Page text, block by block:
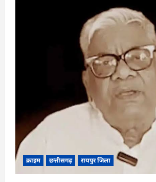
क्राइम छत्तीसगढ़ रायपुर जिला